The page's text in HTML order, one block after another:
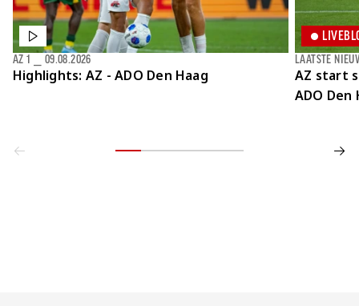
Highlights: AZ - ADO Den Haag
AZ 1 09.08.2026
AZ start
ADO Den
LAATSTE